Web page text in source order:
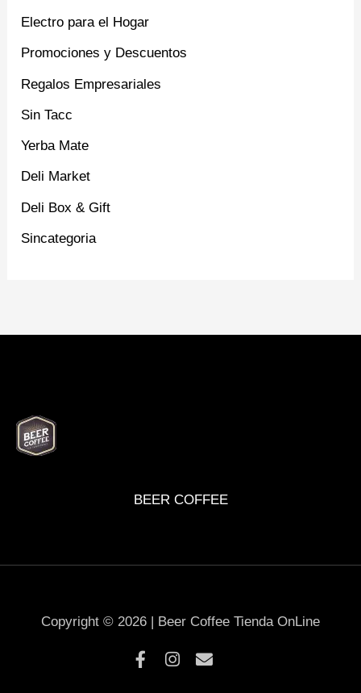
Electro para el Hogar
Promociones y Descuentos
Regalos Empresariales
Sin Tacc
Yerba Mate
Deli Market
Deli Box & Gift
Sincategoria
BEER COFFEE
Copyright © 2026 | Beer Coffee Tienda OnLine